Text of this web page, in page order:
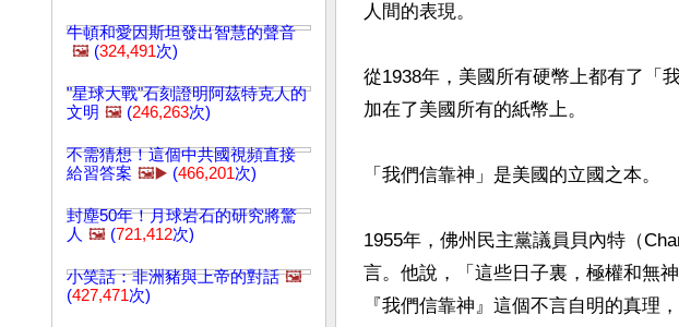
牛頓和愛因斯坦發出智慧的聲音
🖼️ (324,491次)
"星球大戰"石刻證明阿茲特克人的
文明 🖼️ (246,263次)
不需猜想！這個中共國視頻直接
給習答案 🖼️▶️ (466,201次)
封塵50年！月球岩石的研究將驚
人 🖼️ (721,412次)
小笑話：非洲豬與上帝的對話 🖼️
(427,471次)
人間的表現。
從1938年，美國所有硬幣上都有了「
加在了美國所有的紙幣上。
「我們信靠神」是美國的立國之本。
1955年，佛州民主黨議員貝內特（
言。他說，「這些日子裏，極權和無
『我們信靠神』這個不言自明的真理